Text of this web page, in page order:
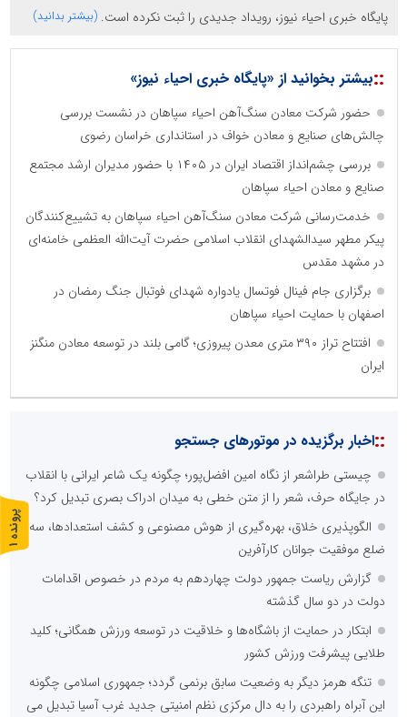
پایگاه خبری احیاء نیوز، رویداد جدیدی را ثبت نکرده است. (بیشتر بدانید)
::بیشتر بخوانید از «پایگاه خبری احیاء نیوز»
حضور شرکت معادن سنگ‌آهن احیاء سپاهان در نشست بررسی
چالش‌های صنایع و معادن خواف در استانداری خراسان رضوی
بررسی چشم‌انداز اقتصاد ایران در ۱۴۰۵ با حضور مدیران ارشد مجتمع
صنایع و معادن احیاء سپاهان
خدمت‌رسانی شرکت معادن سنگ‌آهن احیاء سپاهان به تشییع‌کنندگان
پیکر مطهر سیدالشهدای انقلاب اسلامی حضرت آیت‌الله العظمی خامنه‌ای
در مشهد مقدس
برگزاری جام فینال فوتسال یادواره شهدای فوتبال جنگ رمضان در
اصفهان با حمایت احیاء سپاهان
افتتاح تراز ۳۹۰ متری معدن پیروزی؛ گامی بلند در توسعه معادن منگنز
ایران
::اخبار برگزیده در موتورهای جستجو
چیستی طراشعر از نگاه امین افضل‌پور؛ چگونه یک شاعر ایرانی با انقلاب
در جایگاه حرف، شعر را از متن خطی به میدان ادراک بصری تبدیل کرد؟
الگوپذیری خلاق، بهره‌گیری از هوش مصنوعی و کشف استعدادها، سه
ضلع موفقیت جوانان کارآفرین
گزارش ریاست جمهور دولت چهاردهم به مردم در خصوص اقدامات
دولت در دو سال گذشته
ابتکار در حمایت از باشگاه‌ها و خلاقیت در توسعه ورزش همگانی؛ کلید
طلایی پیشرفت ورزش کشور
تنگه هرمز دیگر به وضعیت سابق برنمی گردد؛ جمهوری اسلامی چگونه
این آبراه راهبردی را به دال مرکزی نظم امنیتی جدید غرب آسیا تبدیل می
پ
ر
و
ن
د
ه
1